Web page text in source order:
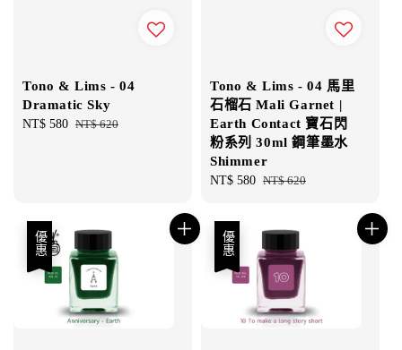
Tono & Lims - 04
Dramatic Sky
Sale
NT$ 580 Regular
NT$ 620
Tono & Lims - 04 馬里
石榴石 Mali Garnet |
Earth Contact 寶石閃
粉系列 30ml 鋼筆墨水
Shimmer
Sale
NT$ 580 Regular
NT$ 620
優惠 優惠